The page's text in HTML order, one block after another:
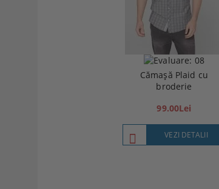
Cămașă Plaid cu
broderie
99.00Lei
VEZI DETALII